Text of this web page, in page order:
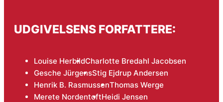
UDGIVELSENS FORFATTERE:
Louise HerbildCharlotte Bredahl Jacobsen
Gesche JürgensStig Ejdrup Andersen
Henrik B. RasmussenThomas Werge
Merete NordentoftHeidi Jensen